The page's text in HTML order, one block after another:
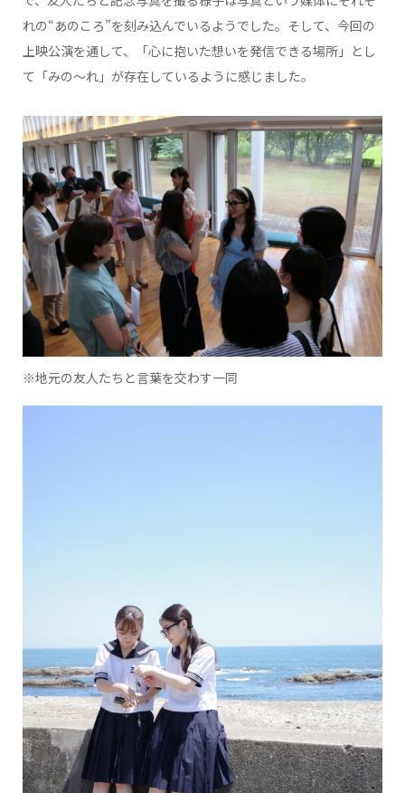
れの“あのころ”を刻み込んでいるようでした。そして、今回の
上映公演を通して、「心に抱いた想いを発信できる場所」とし
て「みの〜れ」が存在しているように感じました。
※地元の友人たちと言葉を交わす一同